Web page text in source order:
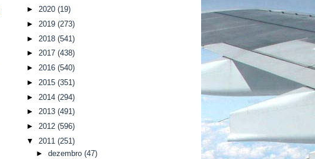
► 2020 (19)
► 2019 (273)
► 2018 (541)
► 2017 (438)
► 2016 (540)
► 2015 (351)
► 2014 (294)
► 2013 (491)
► 2012 (596)
▼ 2011 (251)
► dezembro (47)